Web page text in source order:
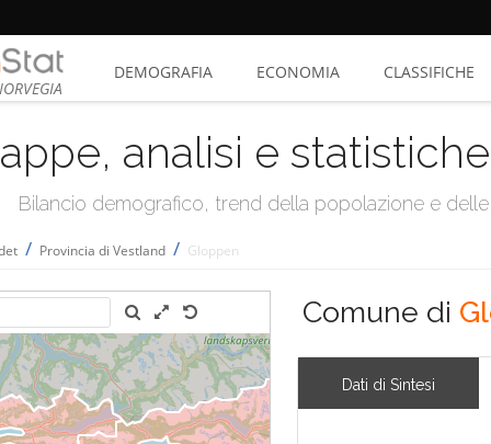
DEMOGRAFIA ECONOMIA CLASSIFICHE
analisi e
Bilancio demografico, trend della popolazione e
/ Provincia di Vestland / Gloppen
Comune di
Dati di Sintesi